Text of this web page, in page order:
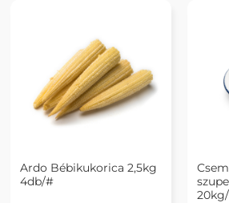
Ardo Bébikukorica 2,5kg
4db/#